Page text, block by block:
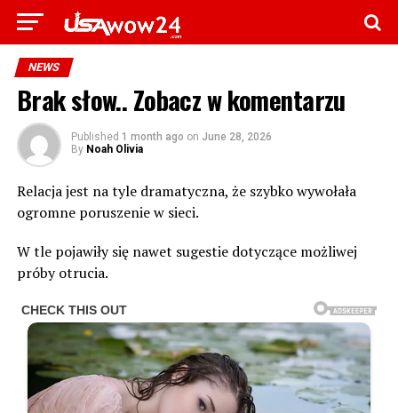
NEWS
Brak słow.. Zobacz w komentarzu
Published 1 month ago on June 28, 2026
By Noah Olivia
Relacja jest na tyle dramatyczna, że szybko wywołała
ogromne poruszenie w sieci.
W tle pojawiły się nawet sugestie dotyczące możliwej
próby otrucia.